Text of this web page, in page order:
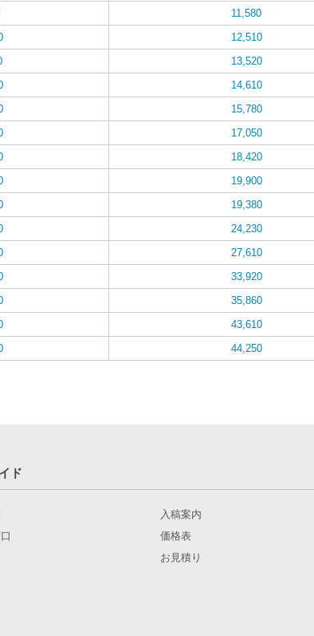
11,580
12,510
13,520
14,610
15,780
17,050
18,420
19,900
19,380
24,230
27,610
33,920
35,860
43,610
44,250
ド
入稿案内
価格表
お見積り